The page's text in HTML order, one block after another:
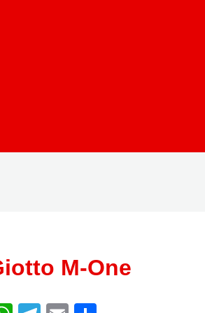
M-One